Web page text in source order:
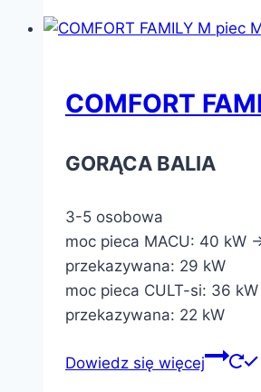
COMFORT
GORĄCA BALIA
3-5 osobowa
moc pieca MACU: 40 kW -
przekazywana: 29 kW
moc pieca CULT-si: 36
przekazywana: 22 kW
Dowiedz się więcej